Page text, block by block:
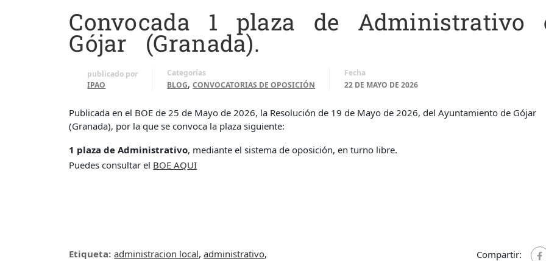
Convocada 1 plaza de Administrativo
Gójar (Granada).
publicado por
IPAO
Categorías
BLOG,CONVOCATORIAS DE OPOSICIÓN
Fecha
22 DE MAYO DE 2026
Publicada en el BOE de 25 de Mayo de 2026, la Resolución de 19 de Mayo de 2026, del Ayuntamiento de Gójar
(Granada), por la que se convoca la plaza siguiente:
1 plaza de Administrativo, mediante el sistema de oposición, en turno libre.
Puedes consultar el BOE AQUI
Etiqueta: administracion local,administrativo,
Compartir: